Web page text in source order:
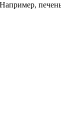
Например,